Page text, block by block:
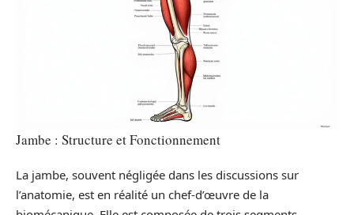
Jambe : Structure et Fonctionnement
La jambe, souvent négligée dans les discussions sur
l’anatomie, est en réalité un chef-d’œuvre de la